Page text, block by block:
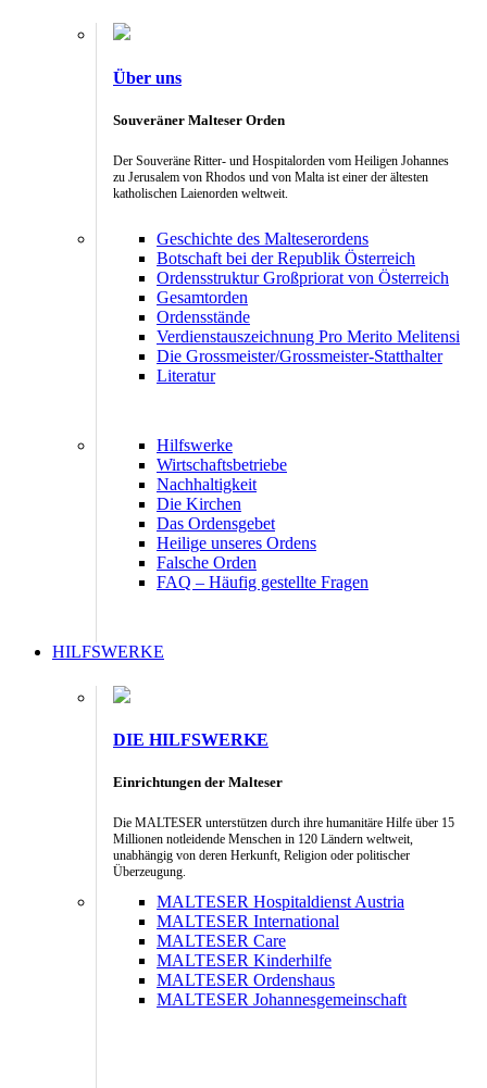
Über uns
Souveräner Malteser Orden
Der Souveräne Ritter- und Hospitalorden vom Heiligen Johannes
zu Jerusalem von Rhodos und von Malta ist einer der ältesten
katholischen Laienorden weltweit.
Geschichte des Malteserordens
Botschaft bei der Republik Österreich
Ordensstruktur Großpriorat von Österreich
Gesamtorden
Ordensstände
Verdienstauszeichnung Pro Merito Melitensi
Die Grossmeister/Grossmeister-Statthalter
Literatur
Hilfswerke
Wirtschaftsbetriebe
Nachhaltigkeit
Die Kirchen
Das Ordensgebet
Heilige unseres Ordens
Falsche Orden
FAQ – Häufig gestellte Fragen
HILFSWERKE
DIE HILFSWERKE
Einrichtungen der Malteser
Die MALTESER unterstützen durch ihre humanitäre Hilfe über 15
Millionen notleidende Menschen in 120 Ländern weltweit,
unabhängig von deren Herkunft, Religion oder politischer
Überzeugung.
MALTESER Hospitaldienst Austria
MALTESER International
MALTESER Care
MALTESER Kinderhilfe
MALTESER Ordenshaus
MALTESER Johannesgemeinschaft